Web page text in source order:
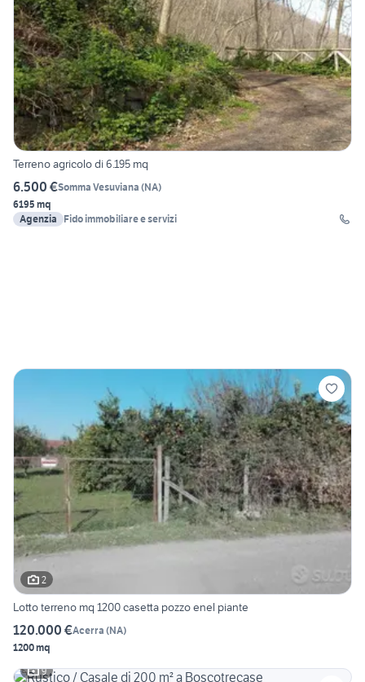
Terreno agricolo di 6.195 mq
6.500 €Somma Vesuviana (NA)
6195 mq
Agenzia
Fido immobiliare e servizi
2
Lotto terreno mq 1200 casetta pozzo enel piante
120.000 €Acerra (NA)
1200 mq
9